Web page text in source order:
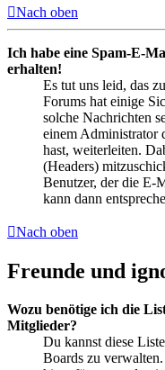
Nach oben
Ich habe eine Spam-E-
erhalten!
Es tut uns leid, das
Forums hat einige
solche Nachrichten
einem Administrator
hast, weiterleiten.
(Headers)
Benutzer, der die E-
kann dann
Nach oben
Freunde und
Wozu benötige ich die
Mitglieder?
Du kannst diese
Boards zu